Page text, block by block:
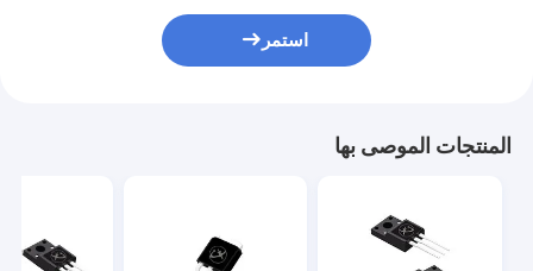
استمر
المنتجات الموصى بها